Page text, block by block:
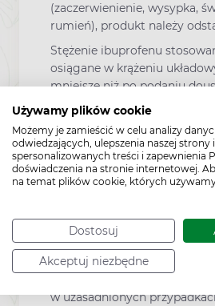
Używamy plików cookie
Możemy je zamieścić w celu analizy
odwiedzających, ulepszenia naszej
spersonalizowanych treści i zapewnienia
doświadczenia na stronie internetowej.
na temat plików cookie, których
Dostosuj
Akceptuj niezbędne
(zaczerwienienie, wysypka,
rumień), produkt należy
Stężenie ibuprofenu
osiągane w krążeniu
mniejsze niż po podaniu
pacjenci z chorobami nerek,
żołądka i jelit powinni
przed zastosowaniem
Po każdorazowym
leczniczego należy umyć
Ciąża i laktacja
W okresie ciąży lub laktacji
w uzasadnionych